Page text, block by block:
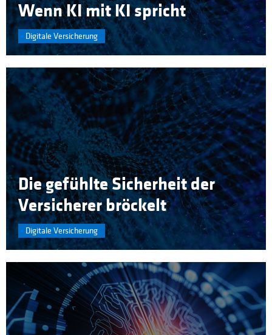
Wenn KI mit KI spricht
Digitale Versicherung
Die gefühlte Sicherheit der
Versicherer bröckelt
Digitale Versicherung